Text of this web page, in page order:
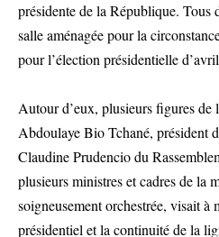
présidente de la République. Tous
salle aménagée pour la
pour l’élection présidentielle
Autour d’eux, plusieurs figures de
Abdoulaye Bio Tchané, président
Claudine Prudencio du
plusieurs ministres et cadres de la
soigneusement orchestrée, visait à
présidentiel et la continuité de la